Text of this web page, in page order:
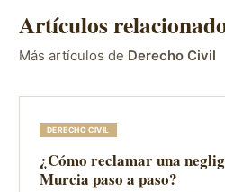
Artículos
Más artículos de Derecho Civil
DERECHO CIVIL
¿Cómo reclamar una
Murcia paso a paso?